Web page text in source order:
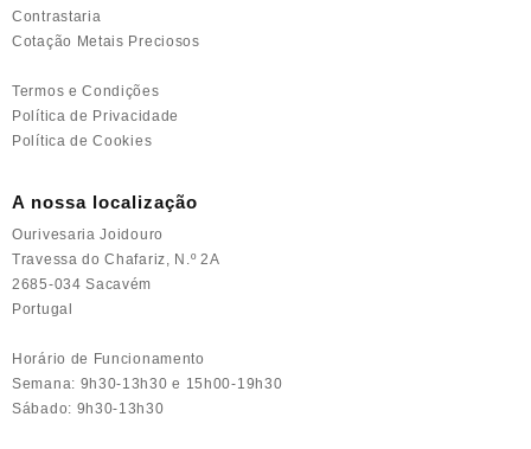
Contrastaria
Cotação Metais Preciosos
Termos e Condições
Política de Privacidade
Política de Cookies
A nossa localização
Ourivesaria Joidouro
Travessa do Chafariz, N.º 2A
2685-034 Sacavém
Portugal
Horário de Funcionamento
Semana: 9h30-13h30 e 15h00-19h30
Sábado: 9h30-13h30